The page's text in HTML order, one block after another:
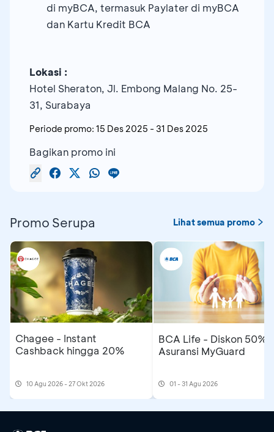
di myBCA, termasuk Paylater di myBCA
dan Kartu Kredit BCA
Lokasi :
Hotel Sheraton, Jl. Embong Malang No. 25-
31, Surabaya
Periode promo: 15 Des 2025 - 31 Des 2025
Bagikan promo ini
Promo Serupa Lihat semua promo
Chagee - Instant
Cashback hingga 20%
10 Agu 2026 - 27 Okt 2026
BCA Life - Diskon 50%
Asuransi MyGuard
01 - 31 Agu 2026